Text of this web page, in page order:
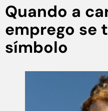
Quando a
emprego se
símbolo